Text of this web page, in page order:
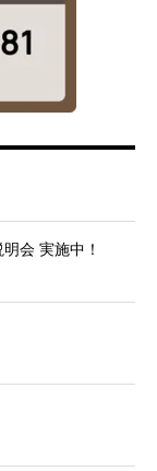
会 実施中！